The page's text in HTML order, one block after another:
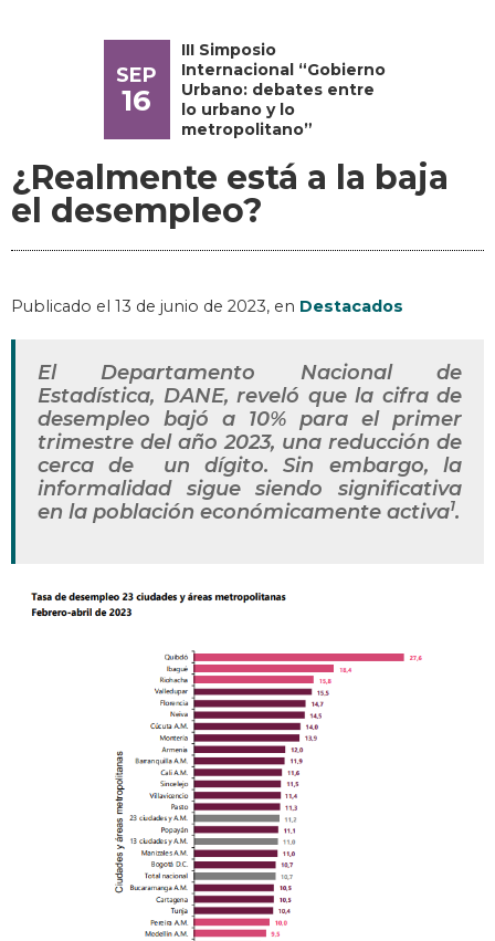
SEP
16
III Simposio
Internacional “Gobierno
Urbano: debates entre
lo urbano y lo
metropolitano”
¿Realmente está a la baja
el desempleo?
Publicado el 13 de junio de 2023, en Destacados
El Departamento Nacional de
Estadística, DANE, reveló que la cifra de
desempleo bajó a 10% para el primer
trimestre del año 2023, una reducción de
cerca de un dígito. Sin embargo, la
informalidad sigue siendo significativa
en la población económicamente activa1.